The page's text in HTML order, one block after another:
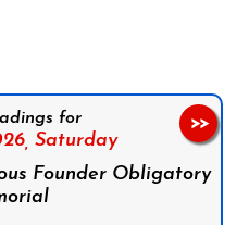
for
Saturday
Founder Obligatory
>>